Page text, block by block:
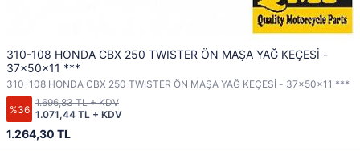
310-108 HONDA CBX 250 TWISTER ÖN MAŞA YAĞ KEÇESİ -
37x50x11 ***
310-108 HONDA CBX 250 TWISTER ÖN MAŞA YAĞ KEÇESİ - 37x50x11 ***
%36
1.264,30 TL
1.071,44 TL + KDV
1.696,83 TL + KDV